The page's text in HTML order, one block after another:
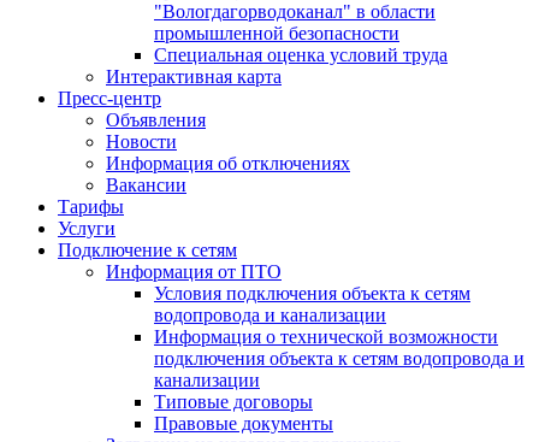
"Вологдагорводоканал" в области
промышленной безопасности
Специальная оценка условий труда
Интерактивная карта
Пресс-центр
Объявления
Новости
Информация об отключениях
Вакансии
Тарифы
Услуги
Подключение к сетям
Информация от ПТО
Условия подключения объекта к сетям
водопровода и канализации
Информация о технической возможности
подключения объекта к сетям водопровода и
канализации
Типовые договоры
Правовые документы